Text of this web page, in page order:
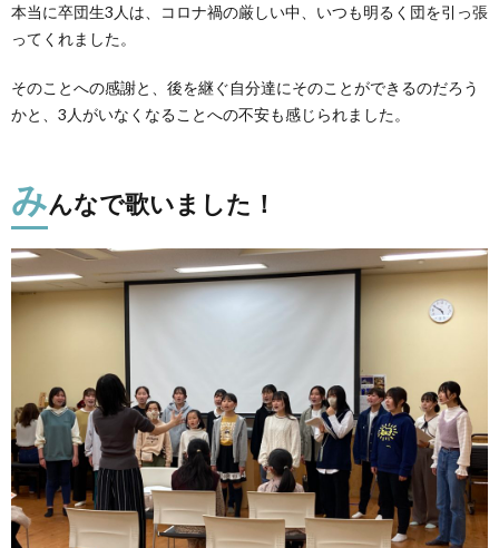
本当に卒団生3人は、コロナ禍の厳しい中、いつも明るく団を引っ張
ってくれました。
そのことへの感謝と、後を継ぐ自分達にそのことができるのだろう
かと、3人がいなくなることへの不安も感じられました。
みんなで歌いました！